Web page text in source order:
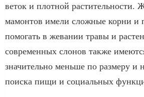
веток и плотной растительности.
мамонтов имели сложные корни и
помогать в жевании травы и
современных слонов также
значительно меньше по размеру и
поиска пищи и социальных